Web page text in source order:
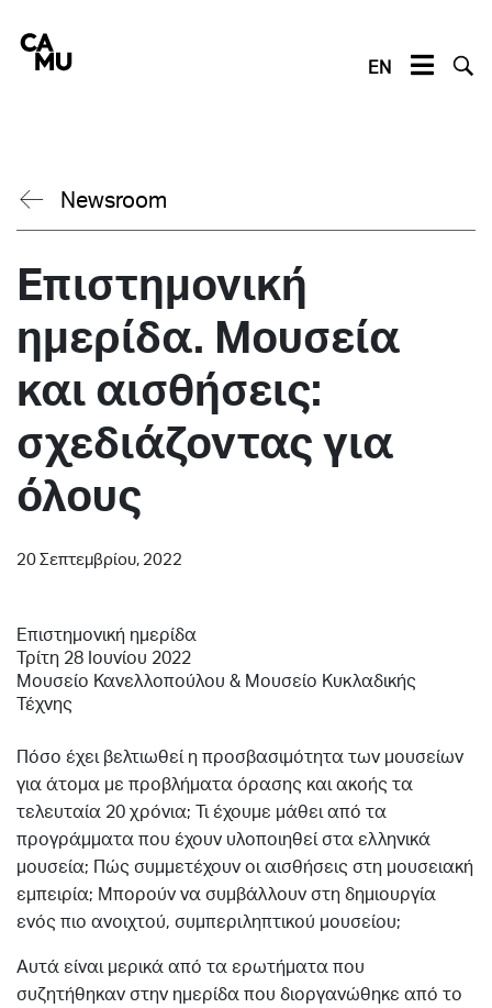
content
EN
Newsroom
Επιστημονική
ημερίδα. Μουσεία
και αισθήσεις:
σχεδιάζοντας για
όλους
20 Σεπτεμβρίου, 2022
Επιστημονική ημερίδα
Τρίτη 28 Ιουνίου 2022
Μουσείο Κανελλοπούλου & Μουσείο Κυκλαδικής
Τέχνης
Πόσο έχει βελτιωθεί η προσβασιμότητα των μουσείων
για άτομα με προβλήματα όρασης και ακοής τα
τελευταία 20 χρόνια; Τι έχουμε μάθει από τα
προγράμματα που έχουν υλοποιηθεί στα ελληνικά
μουσεία; Πώς συμμετέχουν οι αισθήσεις στη μουσειακή
εμπειρία; Μπορούν να συμβάλλουν στη δημιουργία
ενός πιο ανοιχτού, συμπεριληπτικού μουσείου;
Αυτά είναι μερικά από τα ερωτήματα που
συζητήθηκαν στην ημερίδα που διοργανώθηκε από το